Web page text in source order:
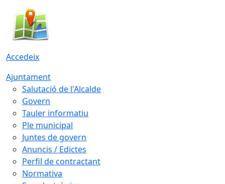
Accedeix
Ajuntament
Salutació de l'Alcalde
Govern
Tauler informatiu
Ple municipal
Juntes de govern
Anuncis / Edictes
Perfil de contractant
Normativa